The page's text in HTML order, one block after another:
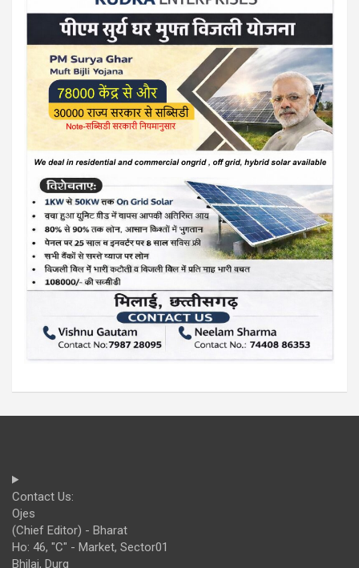
Contact Us:
Ojes
(Chief Editor) - Bharat
Ho: 46, "C" - Market, Sector01
Bhilai, Durg